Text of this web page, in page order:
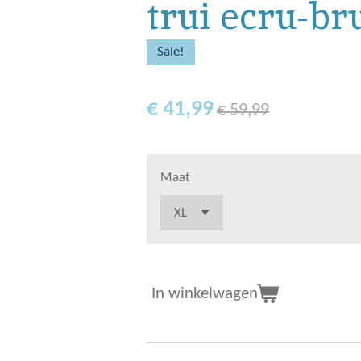
trui ecru-
Sale!
€ 41,99€ 59,99
Maat
In winkelwagen